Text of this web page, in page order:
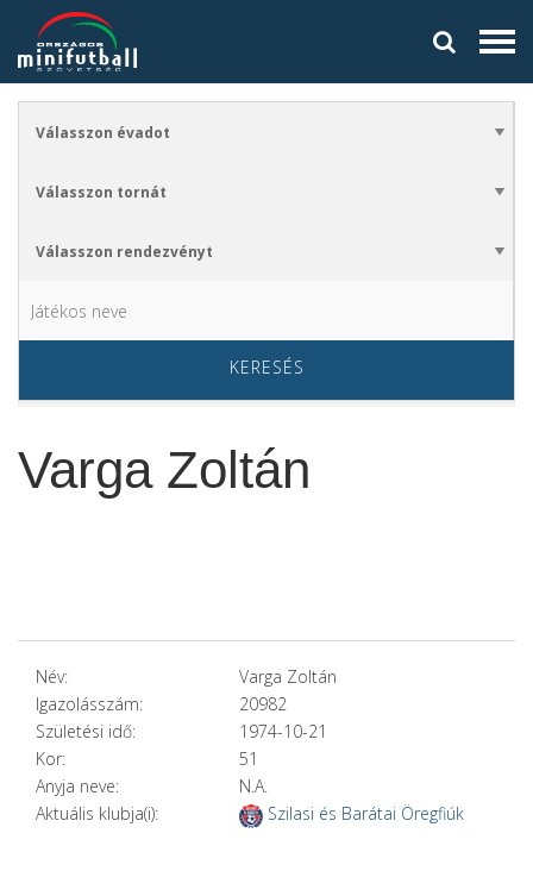
KERESÉS
Varga Zoltán
Név:
Varga Zoltán
Igazolásszám:
20982
Születési idő:
1974-10-21
Kor:
51
Anyja neve:
N.A.
Aktuális klubja(i):
Szilasi és Barátai Öregfiúk